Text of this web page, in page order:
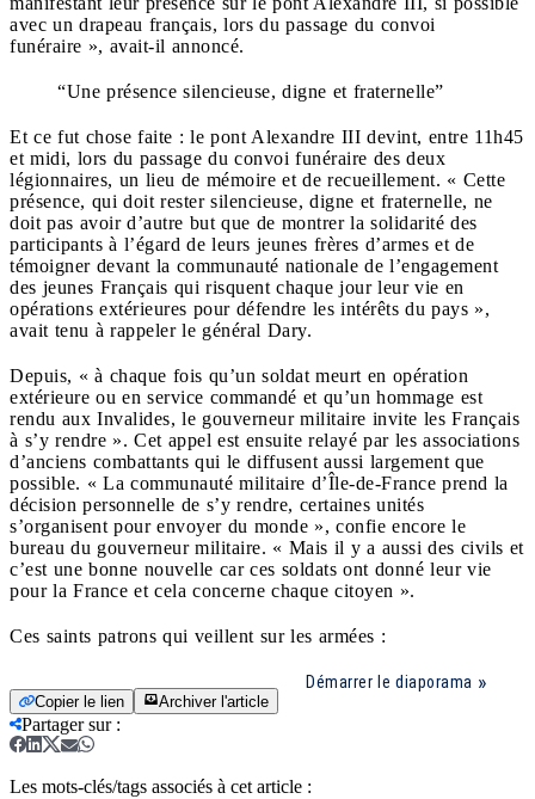
avec un drapeau français, lors du passage du convoi
funéraire », avait-il annoncé.
“Une présence silencieuse, digne et fraternelle”
Et ce fut chose faite : le pont Alexandre III devint, entre 11h45
et midi, lors du passage du convoi funéraire des deux
légionnaires, un lieu de mémoire et de recueillement. « Cette
présence, qui doit rester silencieuse, digne et fraternelle, ne
doit pas avoir d’autre but que de montrer la solidarité des
participants à l’égard de leurs jeunes frères d’armes et de
témoigner devant la communauté nationale de l’engagement
des jeunes Français qui risquent chaque jour leur vie en
opérations extérieures pour défendre les intérêts du pays »,
avait tenu à rappeler le général Dary.
Depuis, « à chaque fois qu’un soldat meurt en opération
extérieure ou en service commandé et qu’un hommage est
rendu aux Invalides, le gouverneur militaire invite les Français
à s’y rendre ». Cet appel est ensuite relayé par les associations
d’anciens combattants qui le diffusent aussi largement que
possible. « La communauté militaire d’Île-de-France prend la
décision personnelle de s’y rendre, certaines unités
s’organisent pour envoyer du monde », confie encore le
bureau du gouverneur militaire. « Mais il y a aussi des civils et
c’est une bonne nouvelle car ces soldats ont donné leur vie
pour la France et cela concerne chaque citoyen ».
Ces saints patrons qui veillent sur les armées :
Démarrer le diaporama
Copier le lien Archiver l'article
Partager sur:
Les mots-clés/tags associés à cet article :